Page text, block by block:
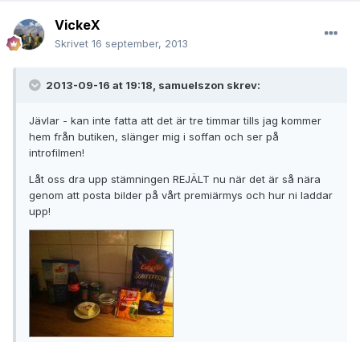
VickeX
Skrivet 16 september, 2013
2013-09-16 at 19:18, samuelszon skrev:
Jävlar - kan inte fatta att det är tre timmar tills jag kommer
hem från butiken, slänger mig i soffan och ser på
introfilmen!
Låt oss dra upp stämningen REJÄLT nu när det är så nära
genom att posta bilder på vårt premiärmys och hur ni laddar
upp!